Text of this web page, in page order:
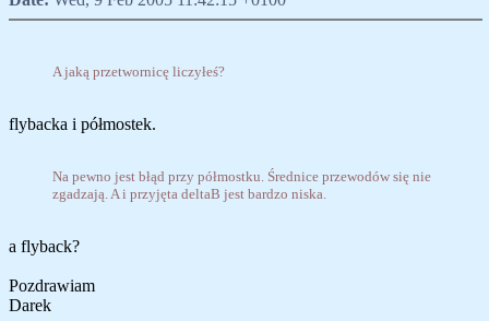
A jaką przetwornicę liczyłeś?
flybacka i półmostek.
Na pewno jest błąd przy półmostku. Średnice przewodów się nie
zgadzają. A i przyjęta deltaB jest bardzo niska.
a flyback?
Pozdrawiam
Darek